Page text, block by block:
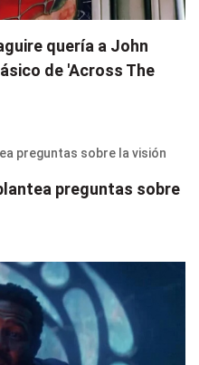
quería a John
de 'Across The
preguntas sobre